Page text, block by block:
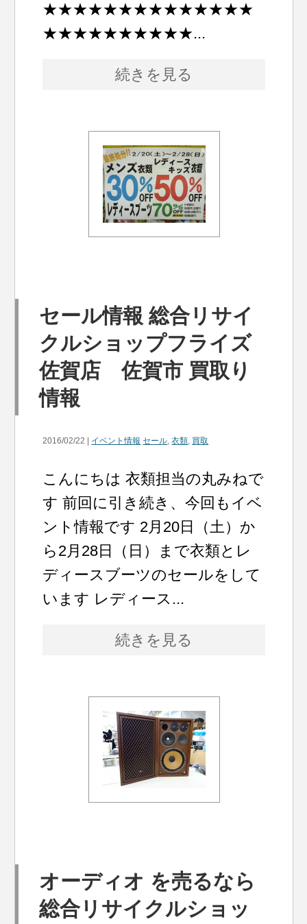
★★★★★★★★★★★★★★
★★★★★★★★★★...
続きを見る
セール情報 総合リサイ
クルショップフライズ
佐賀店 佐賀市 買取り
情報
2016/02/22 | イベント情報 セール,衣類, 買取
こんにちは 衣類担当の丸みねで
す 前回に引き続き、今回もイベ
ント情報です 2月20日（土）か
ら2月28日（日）まで衣類とレ
ディースブーツのセールをして
います レディース...
続きを見る
オーディオ を売るなら
総合リサイクルショッ